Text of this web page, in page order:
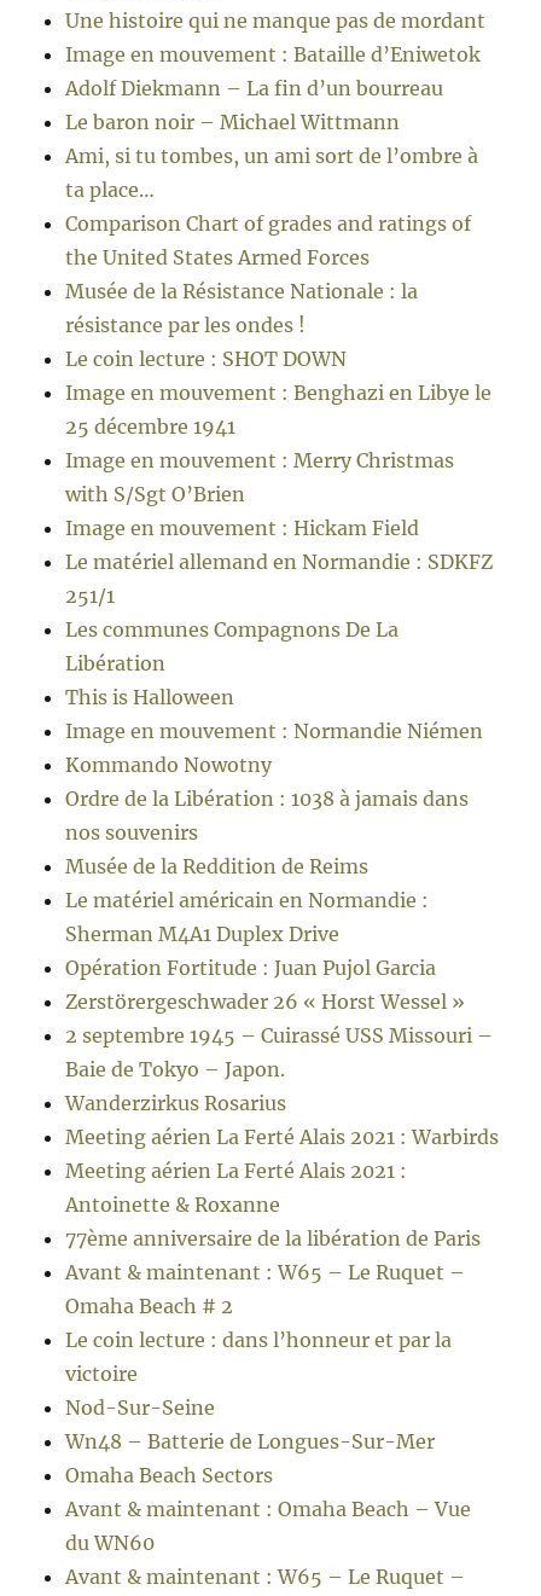
Une histoire qui ne manque pas de mordant
Image en mouvement : Bataille d’Eniwetok
Adolf Diekmann – La fin d’un bourreau
Le baron noir – Michael Wittmann
Ami, si tu tombes, un ami sort de l’ombre à
ta place…
Comparison Chart of grades and ratings of
the United States Armed Forces
Musée de la Résistance Nationale : la
résistance par les ondes !
Le coin lecture : SHOT DOWN
Image en mouvement : Benghazi en Libye le
25 décembre 1941
Image en mouvement : Merry Christmas
with S/Sgt O’Brien
Image en mouvement : Hickam Field
Le matériel allemand en Normandie : SDKFZ
251/1
Les communes Compagnons De La
Libération
This is Halloween
Image en mouvement : Normandie Niémen
Kommando Nowotny
Ordre de la Libération : 1038 à jamais dans
nos souvenirs
Musée de la Reddition de Reims
Le matériel américain en Normandie :
Sherman M4A1 Duplex Drive
Opération Fortitude : Juan Pujol Garcia
Zerstörergeschwader 26 « Horst Wessel »
2 septembre 1945 – Cuirassé USS Missouri –
Baie de Tokyo – Japon.
Wanderzirkus Rosarius
Meeting aérien La Ferté Alais 2021 : Warbirds
Meeting aérien La Ferté Alais 2021 :
Antoinette & Roxanne
77ème anniversaire de la libération de Paris
Avant & maintenant : W65 – Le Ruquet –
Omaha Beach # 2
Le coin lecture : dans l’honneur et par la
victoire
Nod-Sur-Seine
Wn48 – Batterie de Longues-Sur-Mer
Omaha Beach Sectors
Avant & maintenant : Omaha Beach – Vue
du WN60
Avant & maintenant : W65 – Le Ruquet –